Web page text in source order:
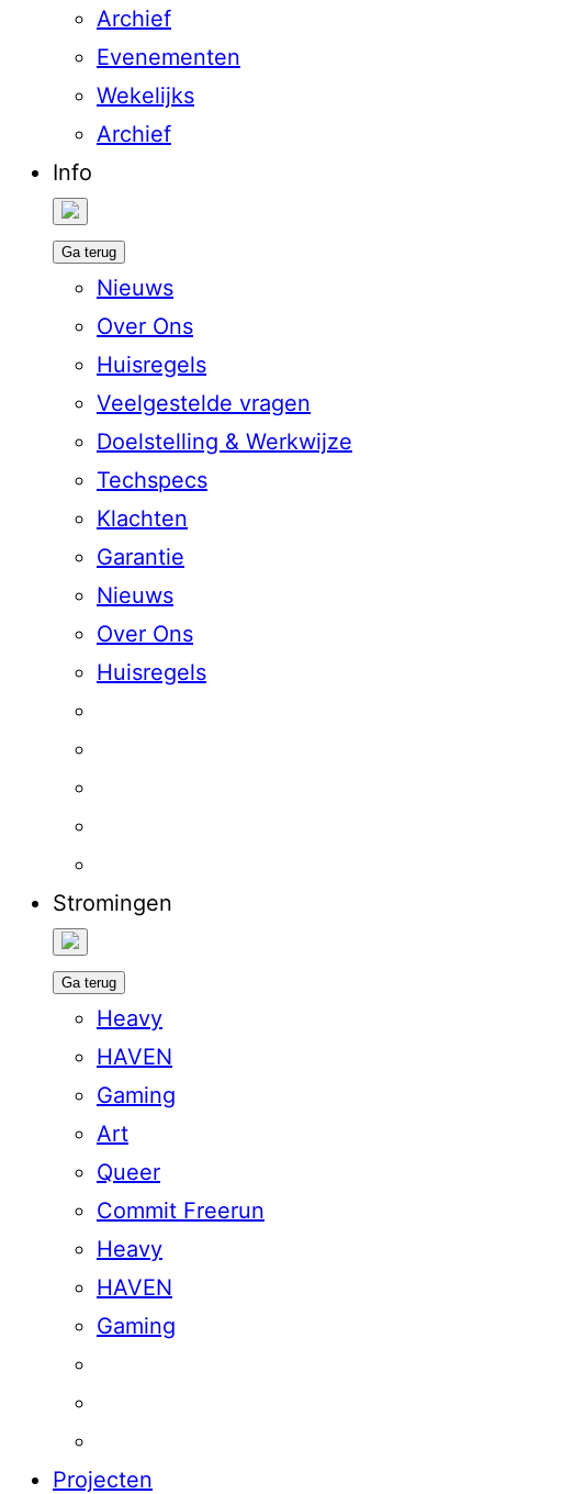
Archief
Evenementen
Wekelijks
Archief
Info
Ga terug
Nieuws
Over Ons
Huisregels
Veelgestelde vragen
Doelstelling & Werkwijze
Techspecs
Klachten
Garantie
Nieuws
Over Ons
Huisregels
Stromingen
Ga terug
Heavy
HAVEN
Gaming
Art
Queer
Commit Freerun
Heavy
HAVEN
Gaming
Projecten